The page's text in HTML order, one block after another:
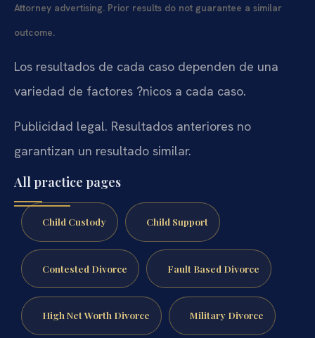
Attorney advertising. Prior results do not guarantee a similar
outcome.
Los resultados de cada caso dependen de una
variedad de factores ?nicos a cada caso.
Publicidad legal. Resultados anteriores no
garantizan un resultado similar.
All practice pages
Child Custody Child Support
Contested Divorce Fault Based Divorce
High Net Worth Divorce Military Divorce